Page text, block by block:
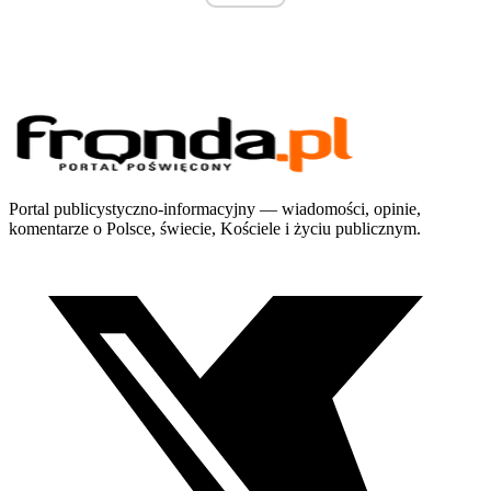
Portal publicystyczno-informacyjny — wiadomości, opinie,
komentarze o Polsce, świecie, Kościele i życiu publicznym.